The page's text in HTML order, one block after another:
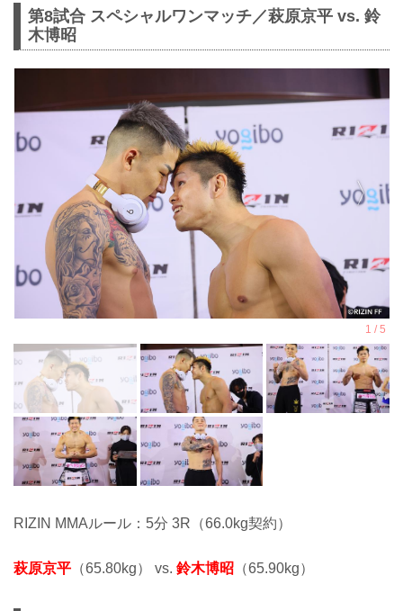
第8試合 スペシャルワンマッチ／萩原京平 vs. 鈴
木博昭
RIZIN MMAルール：5分 3R（66.0kg契約）
萩原京平 （65.80kg） vs. 鈴木博昭 （65.90kg）